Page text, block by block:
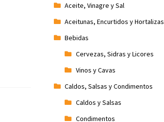
Aceite, Vinagre y Sal
Aceitunas, Encurtidos y Hortalizas
Bebidas
Cervezas, Sidras y Licores
Vinos y Cavas
Caldos, Salsas y Condimentos
Caldos y Salsas
Condimentos